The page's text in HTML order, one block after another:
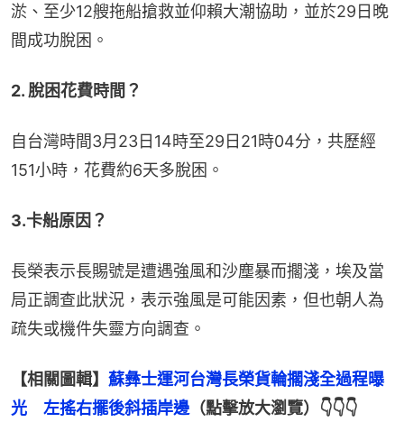
淤、至少12艘拖船搶救並仰賴大潮協助，並於29日晚
間成功脫困。
2. 脫困花費時間？
自台灣時間3月23日14時至29日21時04分，共歷經
151小時，花費約6天多脫困。
3.卡船原因？
長榮表示長賜號是遭遇強風和沙塵暴而擱淺，埃及當
局正調查此狀況，表示強風是可能因素，但也朝人為
疏失或機件失靈方向調查。
【相關圖輯】 蘇彝士運河台灣長榮貨輪擱淺全過程曝
光　左搖右擺後斜插岸邊 （點擊放大瀏覽）👇👇👇